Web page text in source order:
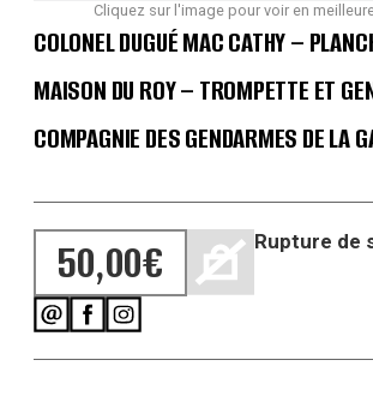
Cliquez sur l'image pour voir en
COLONEL DUGUÉ MAC CATHY –
MAISON DU ROY – TROMPETTE ET
COMPAGNIE DES GENDARMES DE LA
50,00€ Rupture de